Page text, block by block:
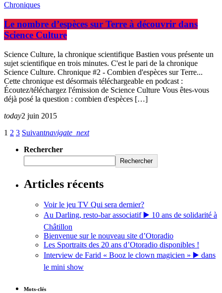
Chroniques
Le nombre d’espèces sur Terre à découvrir dans
Science Culture
Science Culture, la chronique scientifique Bastien vous présente un
sujet scientifique en trois minutes. C'est le pari de la chronique
Science Culture. Chronique #2 - Combien d'espèces sur Terre...
Cette chronique est désormais téléchargeable en podcast :
Écoutez/téléchargez l'émission de Science Culture Vous êtes-vous
déjà posé la question : combien d'espèces […]
today2 juin 2015
1 2 3 Suivantnavigate_next
Rechercher
Rechercher
Articles récents
Voir le jeu TV Qui sera dernier?
Au Darling, resto-bar associatif ▶️ 10 ans de solidarité à
Châtillon
Bienvenue sur le nouveau site d’Otoradio
Les Sportraits des 20 ans d’Otoradio disponibles !
Interview de Farid « Booz le clown magicien » ▶️ dans
le mini show
Mots-clés